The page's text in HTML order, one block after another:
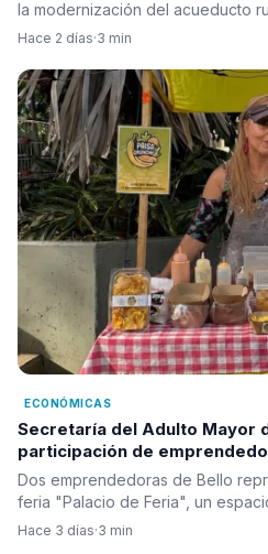
la modernización del acueducto
Hace 2 días·3 min
ECONÓMICAS
Secretaría del Adulto Mayor de Bello
participación de
Dos emprendedoras de Bello
feria "Palacio de Feria", un
Hace 3 días·3 min